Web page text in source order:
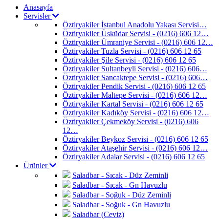
Anasayfa
Servisler
Öztiryakiler İstanbul Anadolu Yakası Servisi…
Öztiryakiler Üsküdar Servisi - (0216) 606 12…
Öztiryakiler Ümraniye Servisi - (0216) 606 12…
Öztiryakiler Tuzla Servisi - (0216) 606 12 65
Öztiryakiler Şile Servisi - (0216) 606 12 65
Öztiryakiler Sultanbeyli Servisi - (0216) 606…
Öztiryakiler Sancaktepe Servisi - (0216) 606…
Öztiryakiler Pendik Servisi - (0216) 606 12 65
Öztiryakiler Maltepe Servisi - (0216) 606 12…
Öztiryakiler Kartal Servisi - (0216) 606 12 65
Öztiryakiler Kadıköy Servisi - (0216) 606 12…
Öztiryakiler Çekmeköy Servisi - (0216) 606
12…
Öztiryakiler Beykoz Servisi - (0216) 606 12 65
Öztiryakiler Ataşehir Servisi - (0216) 606 12…
Öztiryakiler Adalar Servisi - (0216) 606 12 65
Ürünler
Saladbar - Sıcak - Düz Zeminli
Saladbar - Sıcak - Gn Havuzlu
Saladbar - Soğuk - Düz Zeminli
Saladbar - Soğuk - Gn Havuzlu
Saladbar (Ceviz)